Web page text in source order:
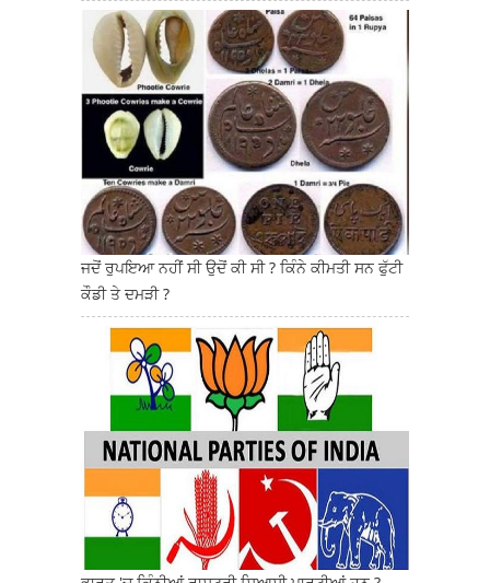
ਜਦੋਂ ਰੁਪਇਆ ਨਹੀਂ ਸੀ ਉਦੋਂ ਕੀ ਸੀ ? ਕਿੰਨੇ ਕੀਮਤੀ ਸਨ ਫੁੱਟੀ
ਕੌਡੀ ਤੇ ਦਮੜੀ ?